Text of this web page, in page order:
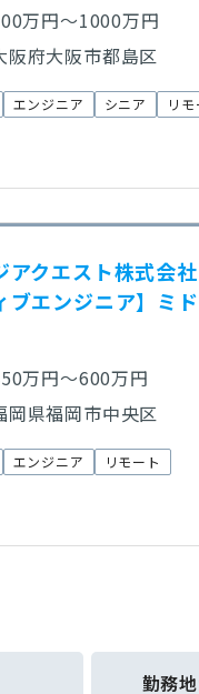
万円～1000万円
阪府大阪市都島区
エンジニア シニア リモ
アクエスト株式会
ブエンジニア】ミ
万円～600万円
岡県福岡市中央区
エンジニア リモート
勤務